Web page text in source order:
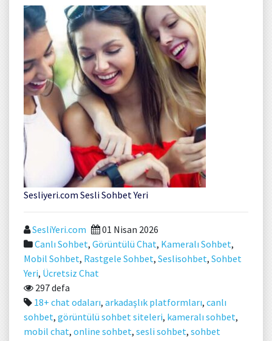
Sesliyeri.com Sesli Sohbet Yeri
SesliYeri.com
01 Nisan 2026
Canlı Sohbet, Görüntülü Chat, Kameralı Sohbet,
Mobil Sohbet, Rastgele Sohbet, Seslisohbet, Sohbet
Yeri, Ücretsiz Chat
297 defa
18+ chat odaları, arkadaşlık platformları, canlı
sohbet, görüntülü sohbet siteleri, kameralı sohbet,
mobil chat, online sohbet, sesli sohbet, sohbet